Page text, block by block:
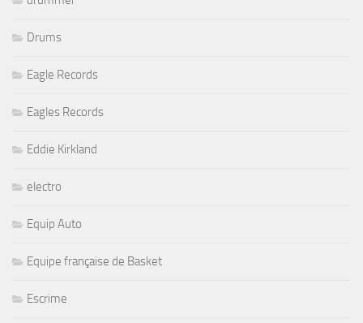
Drums
Eagle Records
Eagles Records
Eddie Kirkland
electro
Equip Auto
Equipe française de Basket
Escrime